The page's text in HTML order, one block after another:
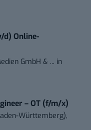
d) Online-
GmbH & ... in
– OT (f/m/x)
Württemberg),